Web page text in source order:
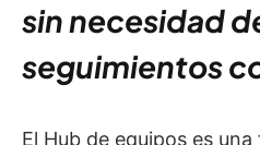
sin necesidad
seguimientos
El Hub de equipos es